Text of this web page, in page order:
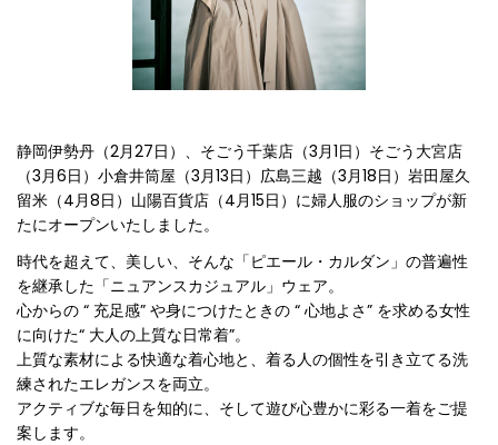
静岡伊勢丹（2月27日）、そごう千葉店（3月1日）そごう大宮店
（3月6日）小倉井筒屋（3月13日）広島三越（3月18日）岩田屋久
留米（4月8日）山陽百貨店（4月15日）に婦人服のショップが新
たにオープンいたしました。
時代を超えて、美しい、そんな「ピエール・カルダン」の普遍性
を継承した「ニュアンスカジュアル」ウェア。
心からの “ 充足感” や身につけたときの “ 心地よさ” を求める女性
に向けた“ 大人の上質な日常着”。
上質な素材による快適な着心地と、着る人の個性を引き立てる洗
練されたエレガンスを両立。
アクティブな毎日を知的に、そして遊び心豊かに彩る一着をご提
案します。